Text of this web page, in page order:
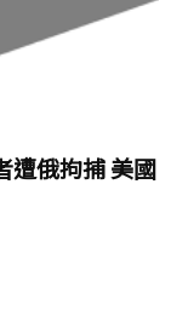
遭俄拘捕 美國